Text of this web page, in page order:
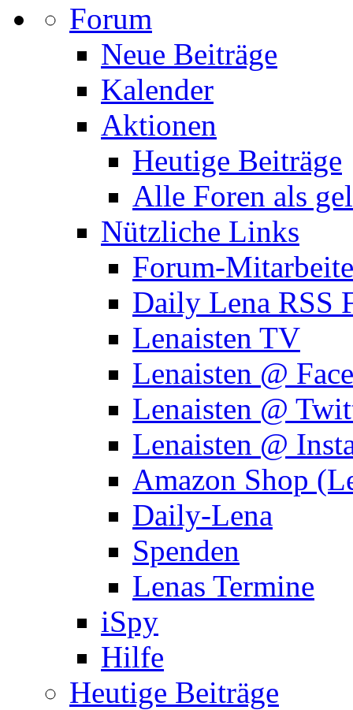
Forum
Neue Beiträge
Kalender
Aktionen
Heutige Beiträge
Alle Foren als
Nützliche Links
Forum-
Daily Lena RSS
Lenaisten TV
Lenaisten @
Lenaisten @
Lenaisten @
Amazon Shop
Daily-Lena
Spenden
Lenas Termine
iSpy
Hilfe
Heutige Beiträge